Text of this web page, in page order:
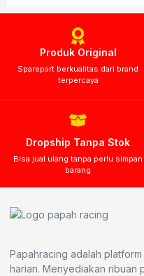
Produk Original
Sparepart berkualitas dari brand
terpercaya
Dropship Tanpa Stok
Bisa jual ulang tanpa perlu simpan
barang
Papahracing adalah
harian. Menyediakan ribuan